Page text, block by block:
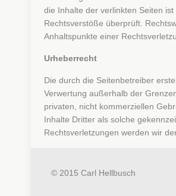
die Inhalte der verlinkten Seiten
Rechtsverstöße überprüft.
Anhaltspunkte einer
Urheberrecht
Die durch die Seitenbetreiber
Verwertung außerhalb der
privaten, nicht kommerziellen
Inhalte Dritter als solche
Rechtsverletzungen werden wir
© 2015 Carl Hellbusch